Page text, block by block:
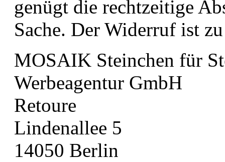
genügt die rechtzeitige
Sache. Der Widerruf ist
MOSAIK Steinchen für
Werbeagentur GmbH
Retoure
Lindenallee 5
14050 Berlin